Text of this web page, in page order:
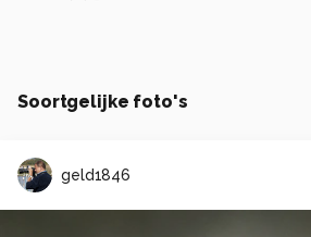
Soortgelijke foto's
geld1846